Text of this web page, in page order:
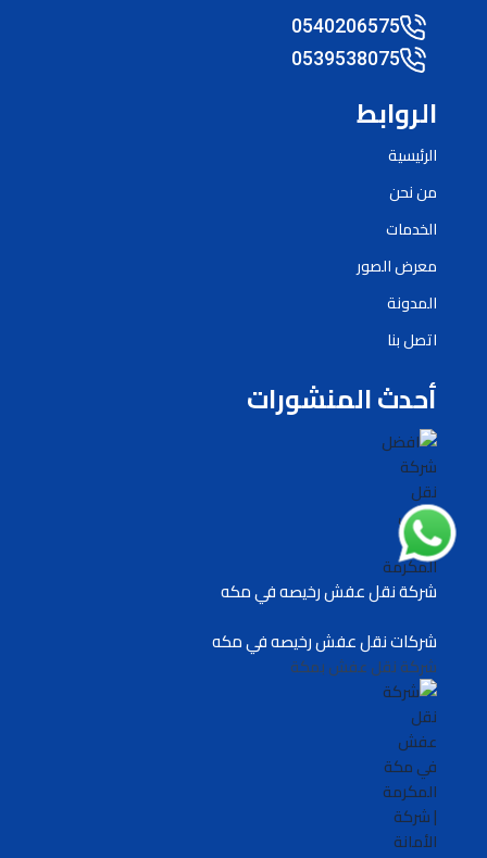
0540206575
0539538075
الروابط
الرئيسية
من نحن
الخدمات
معرض الصور
المدونة
اتصل بنا
أحدث المنشورات
شركة نقل عفش رخيصه في مكه
شركات نقل عفش رخيصه في مكه
شركة نقل عفش بمكة